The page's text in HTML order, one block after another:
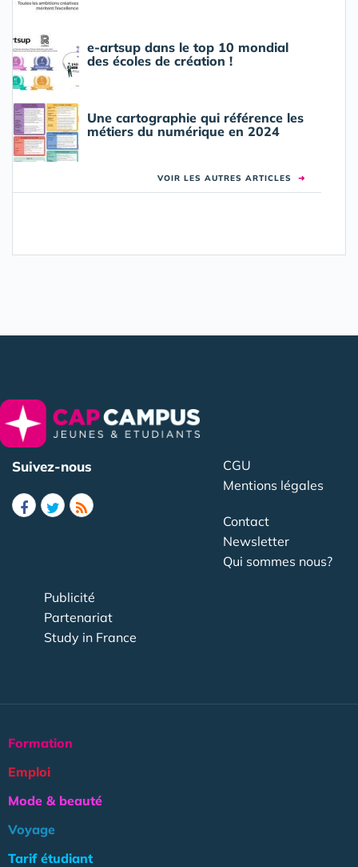
e-artsup dans le top 10 mondial
des écoles de création !
Une cartographie qui référence les
métiers du numérique en 2024
VOIR LES AUTRES ARTICLES ➜
Suivez-nous
CGU
Mentions légales
Contact
Newsletter
Qui sommes nous?
Publicité
Partenariat
Study in France
Formation
Emploi
Mode & beauté
Voyage
Tarif étudiant